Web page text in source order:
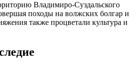
Владимиро-Суздальского
походы на волжских болгар и
также процветали культура и